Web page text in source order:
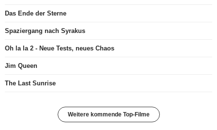
Das Ende der Sterne
Spaziergang nach Syrakus
Oh la la 2 - Neue Tests, neues Chaos
Jim Queen
The Last Sunrise
Weitere kommende Top-Filme